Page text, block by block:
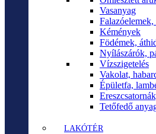
Vasanyag
Kémények
Födémek,
Nyílászárók,
Vízszigetelés
Vakolat,
Épületfa,
Tetőfedő
LAKÓTÉR